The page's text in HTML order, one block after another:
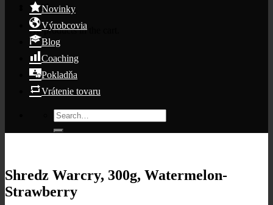
Cart
No products in the cart.
Novinky
Výrobcovia
Blog
Coaching
Pokladňa
Vrátenie tovaru
Search
for:
Shredz Warcry, 300g, Watermelon-
Strawberry